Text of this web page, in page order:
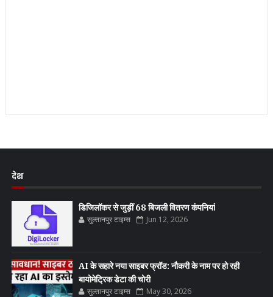
देश
डिजिलॉकर से जुड़ीं 68 बिजली वितरण कंपनियां
सुल्तानपुर टाइम्स Jun 12, 2026
AI के सहारे नया साइबर फ्रॉड: नौकरी के नाम पर हो रही
बायोमेट्रिक डेटा की चोरी
सुल्तानपुर टाइम्स May 30, 2026